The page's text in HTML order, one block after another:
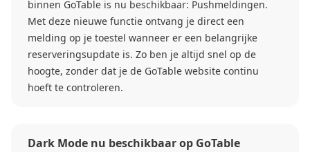
binnen GoTable is nu beschikbaar: Pushmeldingen.
Met deze nieuwe functie ontvang je direct een
melding op je toestel wanneer er een belangrijke
reserveringsupdate is. Zo ben je altijd snel op de
hoogte, zonder dat je de GoTable website continu
hoeft te controleren.
Dark Mode nu beschikbaar op GoTable